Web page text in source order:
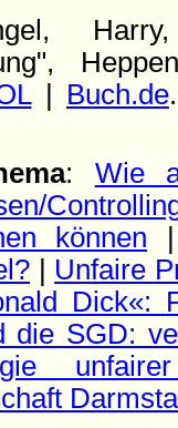
| Buch.de
: Wie
können
Unfaire
Dick«:
die SGD:
unfairer